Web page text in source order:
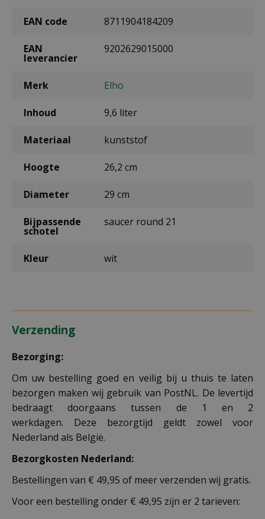
EAN code 8711904184209
EAN
leverancier
9202629015000
Merk Elho
Inhoud 9,6 liter
Materiaal kunststof
Hoogte 26,2 cm
Diameter 29 cm
Bijpassende
schotel
saucer round 21
Kleur wit
Verzending
Bezorging:
Om uw bestelling goed en veilig bij u thuis te laten
bezorgen maken wij gebruik van PostNL. De levertijd
bedraagt doorgaans tussen de 1 en 2
werkdagen. Deze bezorgtijd geldt zowel voor
Nederland als België.
Bezorgkosten Nederland:
Bestellingen van € 49,95 of meer verzenden wij gratis.
Voor een bestelling onder € 49,95 zijn er 2 tarieven: